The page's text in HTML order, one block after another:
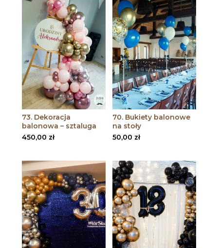
73. Dekoracja
balonowa – sztaluga
450,00 zł
70. Bukiety balonowe
na stoły
50,00 zł